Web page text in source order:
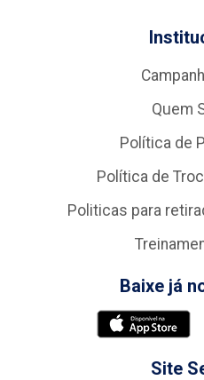
Quem
Política de
Política de
Politicas para
Baixe já
Site